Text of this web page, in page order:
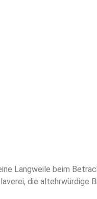
Langweile beim
die altehrwürdige